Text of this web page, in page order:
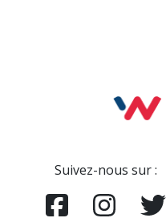
Suivez-nous sur :